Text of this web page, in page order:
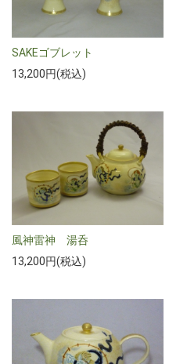
SAKEゴブレット
13,200円(税込)
風神雷神 湯呑
13,200円(税込)